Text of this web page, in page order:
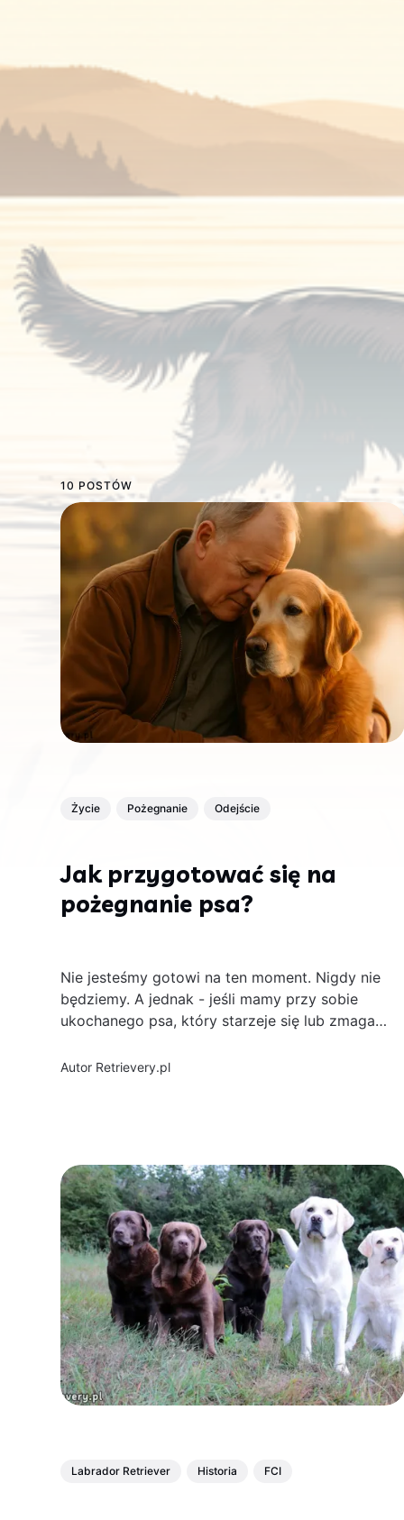
10 POSTÓW
Życie Pożegnanie Odejście
Jak przygotować się na
pożegnanie psa?
Nie jesteśmy gotowi na ten moment. Nigdy nie
będziemy. A jednak - jeśli mamy przy sobie
ukochanego psa, który starzeje się lub zmaga
trudną decyzją: czy to już czas? Czy trzymam
Autor Retrievery.pl
Labrador Retriever Historia FCI